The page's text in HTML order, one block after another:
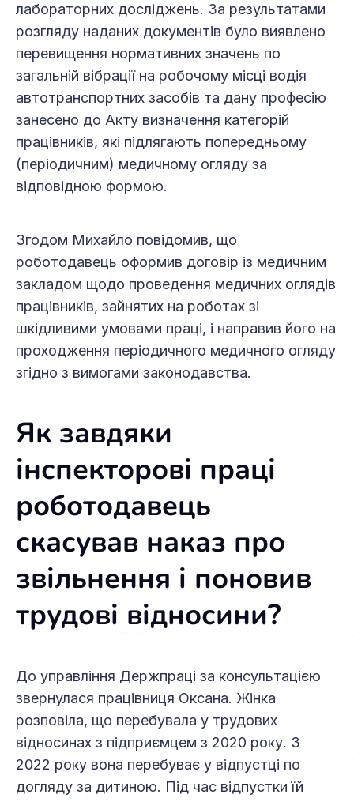
лабораторних досліджень. За результатами
розгляду наданих документів було виявлено
перевищення нормативних значень по
загальній вібрації на робочому місці водія
автотранспортних засобів та дану професію
занесено до Акту визначення категорій
працівників, які підлягають попередньому
(періодичним) медичному огляду за
відповідною формою.
Згодом Михайло повідомив, що
роботодавець оформив договір із медичним
закладом щодо проведення медичних оглядів
працівників, зайнятих на роботах зі
шкідливими умовами праці, і направив його на
проходження періодичного медичного огляду
згідно з вимогами законодавства.
Як завдяки
інспекторові праці
роботодавець
скасував наказ про
звільнення і поновив
трудові відносини?
До управління Держпраці за консультацією
звернулася працівниця Оксана. Жінка
розповіла, що перебувала у трудових
відносинах з підприємцем з 2020 року. З
2022 року вона перебуває у відпустці по
догляду за дитиною. Під час відпустки їй